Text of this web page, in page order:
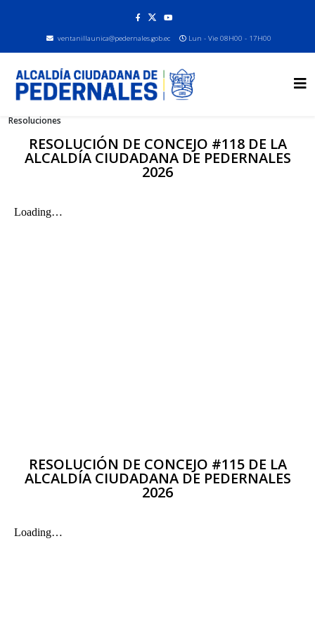
ventanillaunica@pedernales.gob.ec Lun - Vie 08H00 - 17H00
Resoluciones
RESOLUCIÓN DE CONCEJO #118 DE LA
ALCALDÍA CIUDADANA DE PEDERNALES
2026
RESOLUCIÓN DE CONCEJO #115 DE LA
ALCALDÍA CIUDADANA DE PEDERNALES
2026